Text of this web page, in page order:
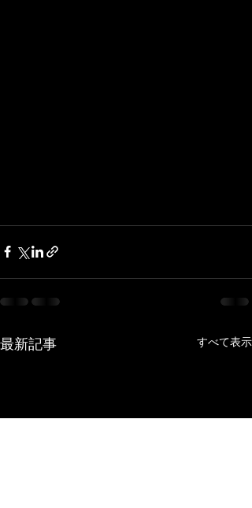
最新記事 すべて表示